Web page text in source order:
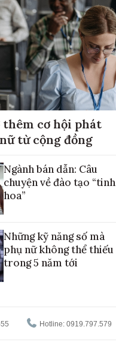
thêm cơ hội phát
từ cộng đồng
Ngành bán dẫn: Câu
chuyện về đào tạo “tinh
hoa”
Những kỹ năng số mà
phụ nữ không thể thiếu
trong 5 năm tới
Hotline: 0919.797.579